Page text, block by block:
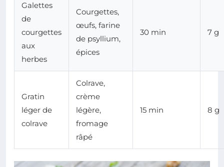
Galettes
de
courgettes
aux
herbes
Courgettes,
œufs, farine
de psyllium,
épices
30 min 7 g
Gratin
léger de
colrave
Colrave,
crème
légère,
fromage
râpé
15 min 8 g